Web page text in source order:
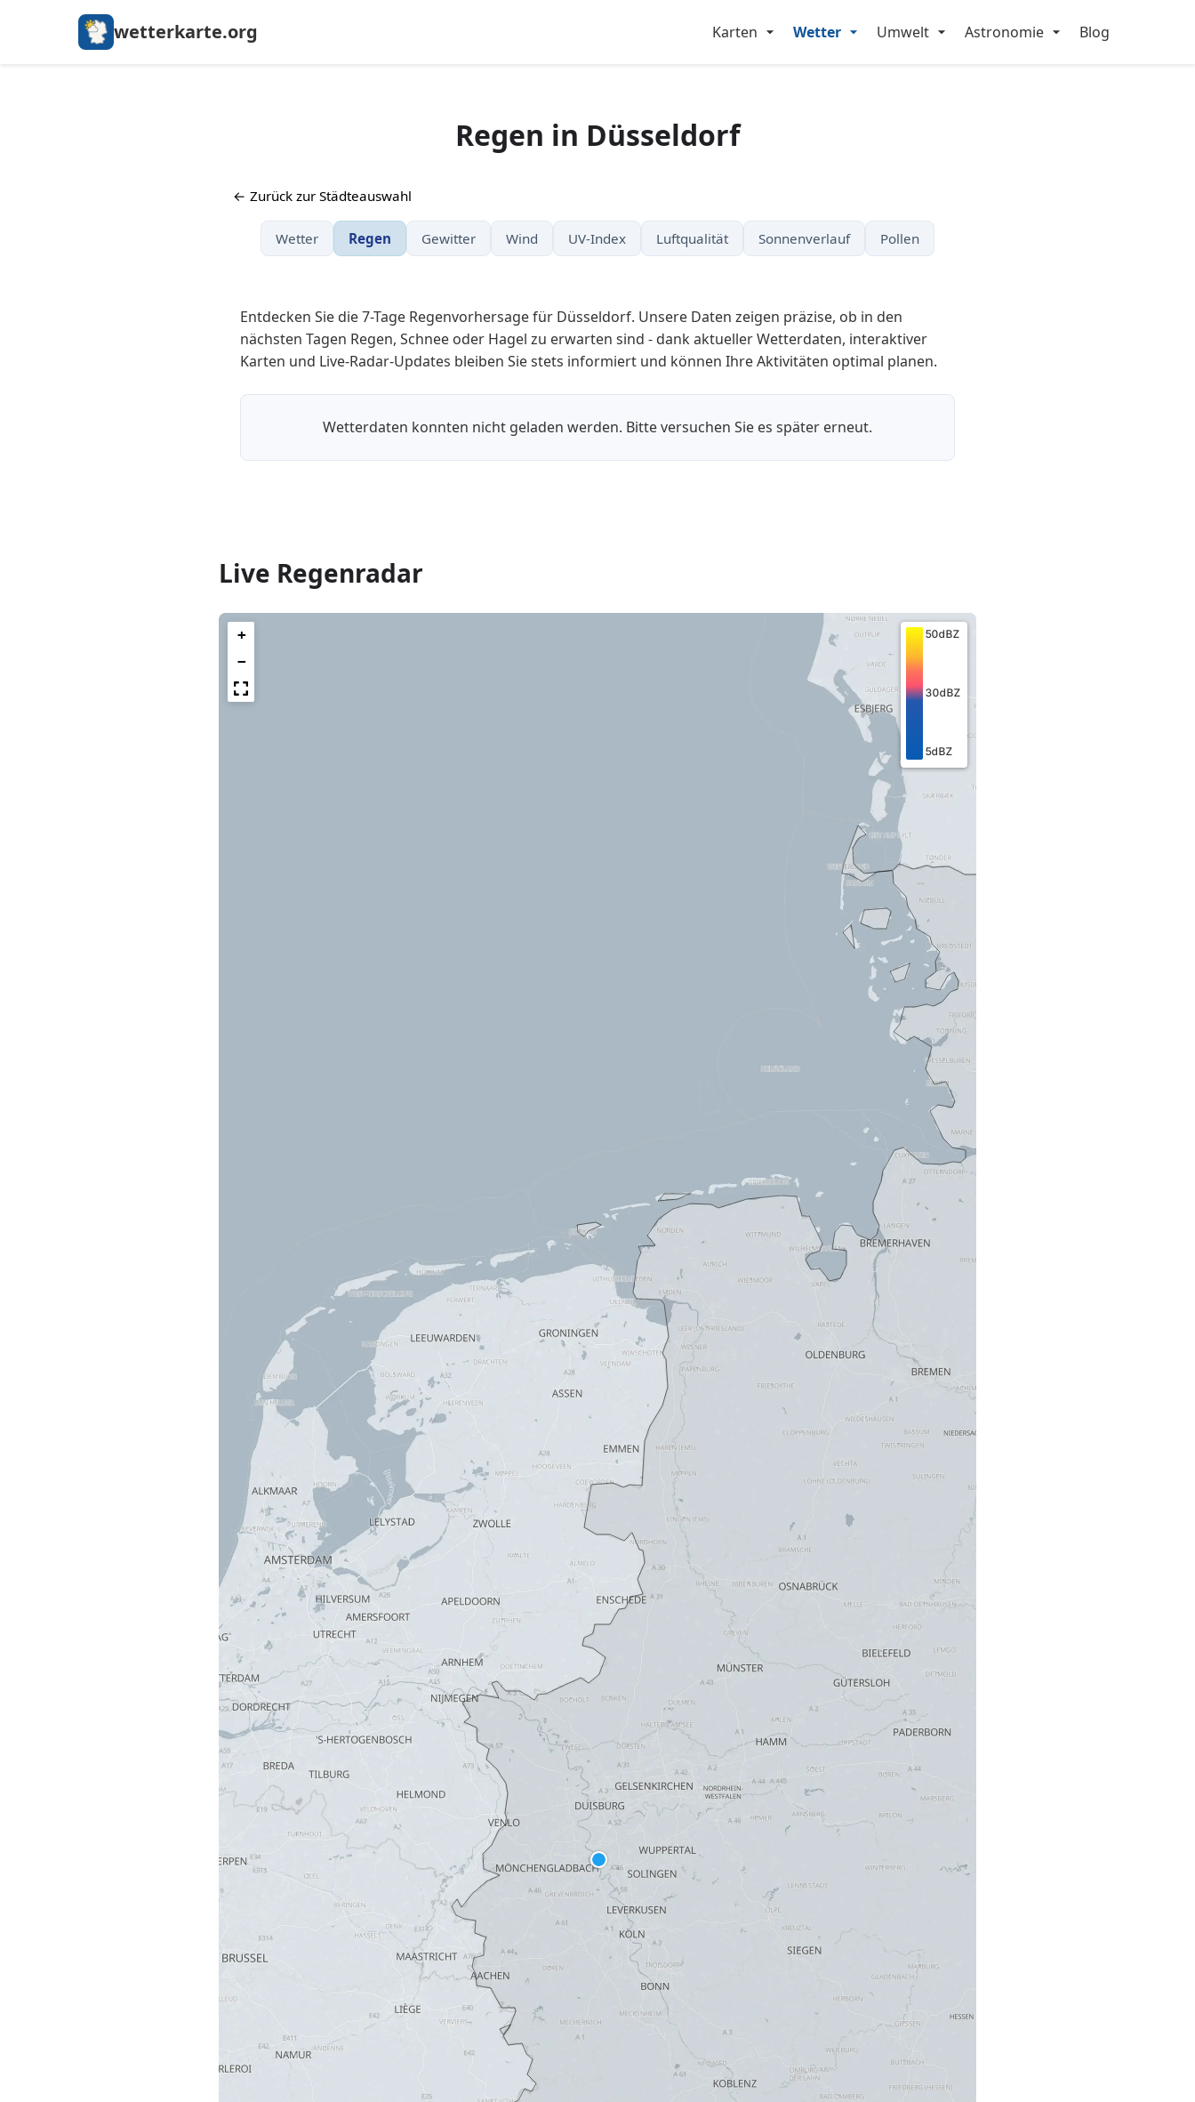
wetterkarte.org Karten Wetter Umwelt Astronomie Blog
Regen in Düsseldorf
← Zurück zur Städteauswahl
Wetter Regen Gewitter Wind UV-Index Luftqualität Sonnenverlauf Pollen
Entdecken Sie die 7-Tage Regenvorhersage für Düsseldorf. Unsere Daten zeigen präzise, ob in den
nächsten Tagen Regen, Schnee oder Hagel zu erwarten sind - dank aktueller Wetterdaten, interaktiver
Karten und Live-Radar-Updates bleiben Sie stets informiert und können Ihre Aktivitäten optimal planen.
Wetterdaten konnten nicht geladen werden. Bitte versuchen Sie es später erneut.
Live Regenradar
+
−